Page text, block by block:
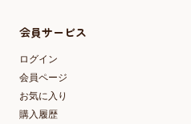
会員サービス
ログイン
会員ページ
お気に入り
購入履歴